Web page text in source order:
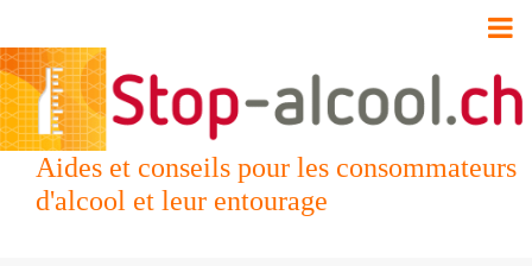
Aides et conseils pour les consommateurs
d'alcool et leur entourage